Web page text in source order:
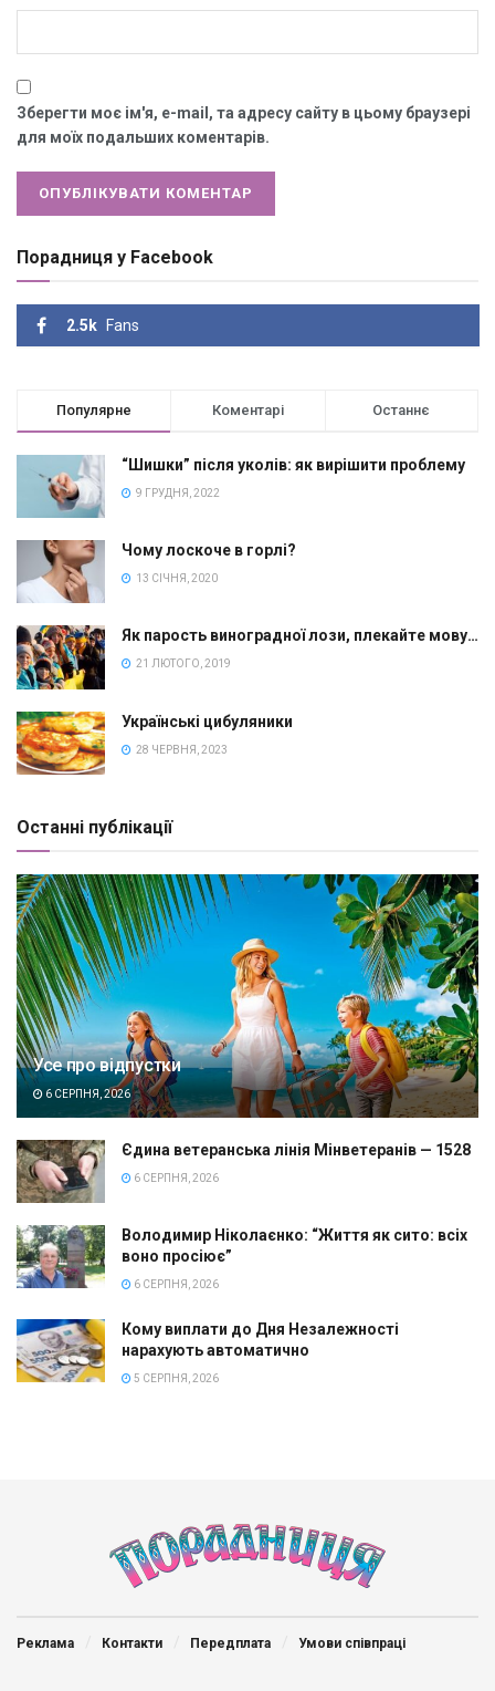
Зберегти моє ім'я, e-mail, та адресу сайту в цьому браузері
для моїх подальших коментарів.
Порадниця у Facebook
2.5k Fans
Популярне Коментарі Останнє
“Шишки” після уколів: як вирішити проблему
9 ГРУДНЯ, 2022
Чому лоскоче в горлі?
13 СІЧНЯ, 2020
Як парость виноградної лози, плекайте мову…
21 ЛЮТОГО, 2019
Українські цибуляники
28 ЧЕРВНЯ, 2023
Останні публікації
Усе про відпустки
6 СЕРПНЯ, 2026
Єдина ветеранська лінія Мінветеранів — 1528
6 СЕРПНЯ, 2026
Володимир Ніколаєнко: “Життя як сито: всіх
воно просіює”
6 СЕРПНЯ, 2026
Кому виплати до Дня Незалежності
нарахують автоматично
5 СЕРПНЯ, 2026
Реклама Контакти Передплата Умови співпраці